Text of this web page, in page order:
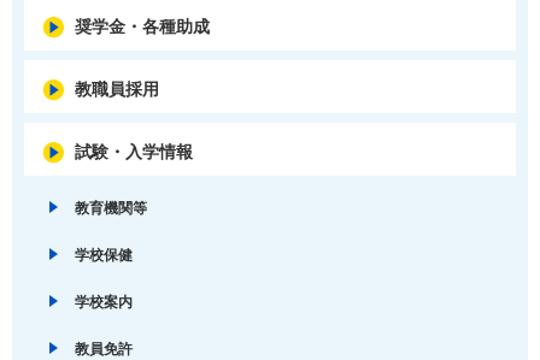
奨学金・各種助成
教職員採用
試験・入学情報
教育機関等
学校保健
学校案内
教員免許